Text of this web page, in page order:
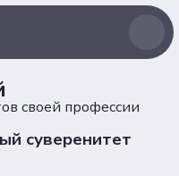
своей профессии
суверенитет